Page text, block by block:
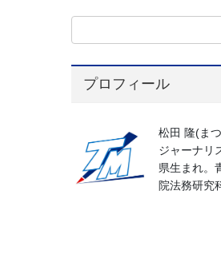
プロフィール
松田 隆(ま
ジャーナリ
県生まれ。
院法務研究